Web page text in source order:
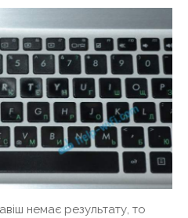
немає результату, то